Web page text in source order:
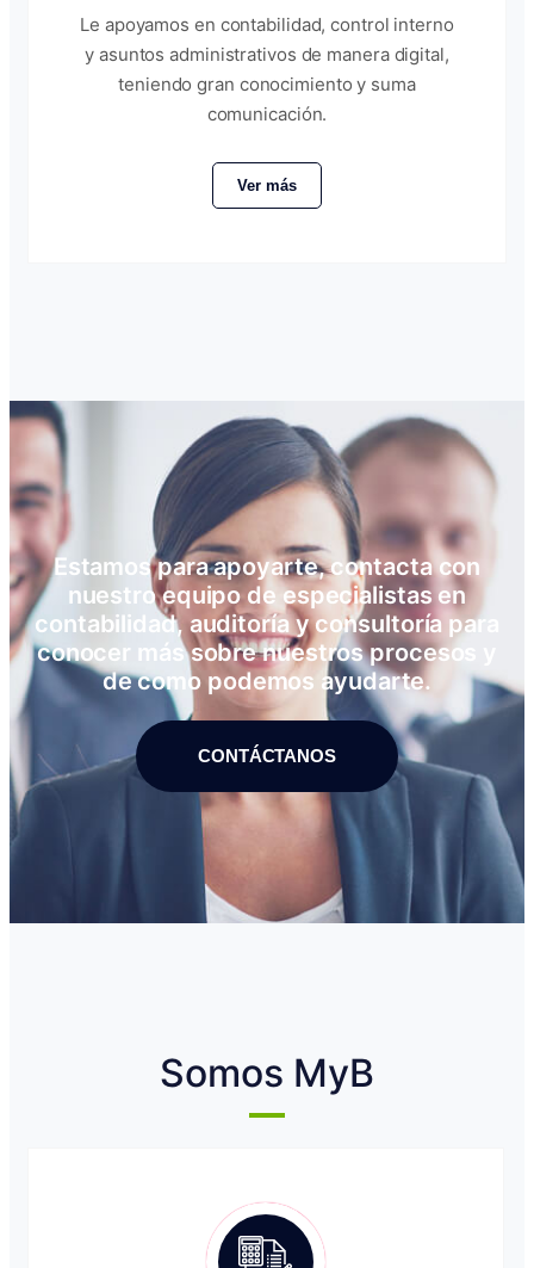
Le apoyamos en contabilidad, control interno
y asuntos administrativos de manera digital,
teniendo gran conocimiento y suma
comunicación.
Ver más
Estamos para apoyarte, contacta con
nuestro equipo de especialistas en
contabilidad, auditoría y consultoría para
conocer más sobre nuestros procesos y
de como podemos ayudarte.
CONTÁCTANOS
Somos MyB